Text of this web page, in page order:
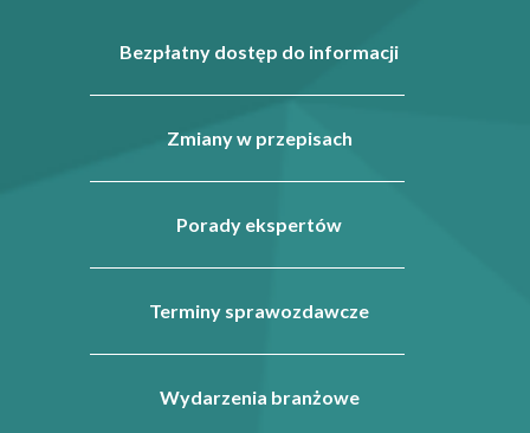
Bezpłatny dostęp do informacji
Zmiany w przepisach
Porady ekspertów
Terminy sprawozdawcze
Wydarzenia branżowe